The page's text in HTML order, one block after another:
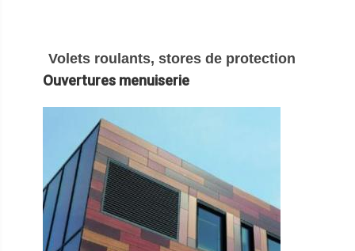
Volets roulants, stores de protection
Ouvertures menuiserie